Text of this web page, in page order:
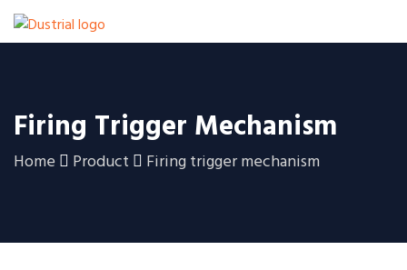
Firing Trigger Mechanism
Home Product Firing trigger mechanism